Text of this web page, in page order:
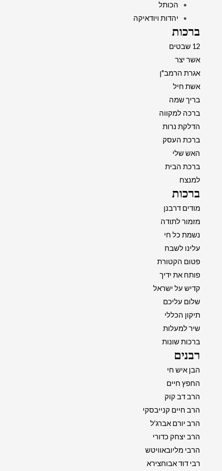
הכותל
יהדות ויודאיקה
ברכות
12 שבטים
אשר יצר
אגרת הרמב"ן
אשת חיל
בריך שמה
ברכה למקווה
הדלקת נרות
ברכת העסק
האש שלי
ברכת הבית
למנצח
ברכות
מודים דרבנן
מזמור לתודה
נשמת כל חי
עלינו לשבח
פטום הקטורת
פותח את ידיך
קדיש על ישראל
שלום עליכם
תיקון הכללי
שיר למעלות
ברכות שונות
רבנים
הבן איש חי
החפץ חיים
הרב דב קוק
הרב חיים קנייבסקי
הרב יורם אברג'ל
הרב יצחק כדורי
הרבי מליובאוויטש
רבי דוד אבוחצירא